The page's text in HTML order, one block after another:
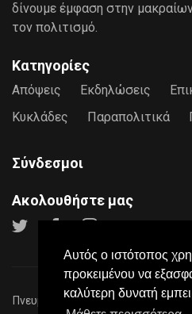
Αυτός ο ιστότοπος
προκειμένου να
καλύτερη δυνατή
δίνουμε έμφαση στην
τον πολιτισμό.
Κατηγορίες
Απόψεις Εκδηλώσεις
Κυκλάδες
Παραπολιτικά
Σύνδεσμοι
Ακολουθήστε μας
Πνευματικά Δικαιώματα © 2026